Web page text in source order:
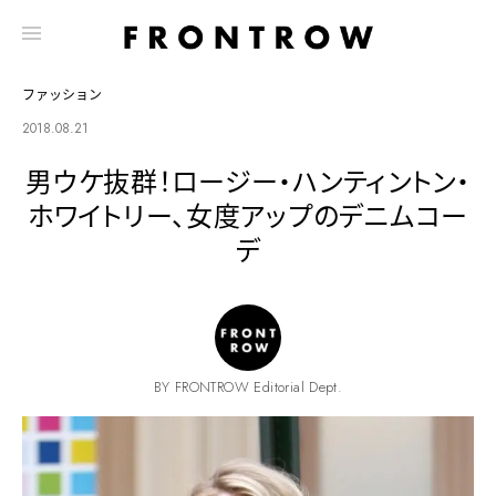
ファッション
2018.08.21
男ウケ抜群！ロージー・ハンティントン・
ホワイトリー、女度アップのデニムコー
デ
BY FRONTROW Editorial Dept.